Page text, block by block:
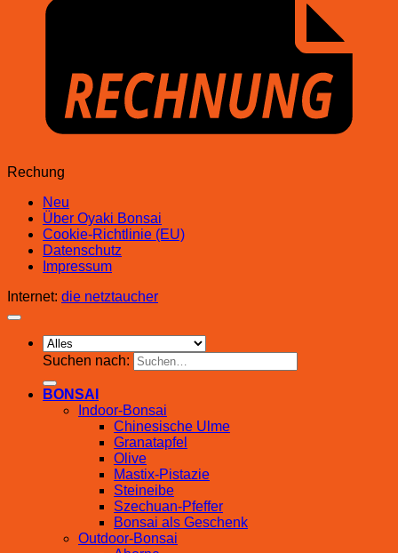
Rechung
Neu
Über Oyaki Bonsai
Cookie-Richtlinie (EU)
Datenschutz
Impressum
Internet: die netztaucher
Suchen nach:
BONSAI
Indoor-Bonsai
Chinesische Ulme
Granatapfel
Olive
Mastix-Pistazie
Steineibe
Szechuan-Pfeffer
Bonsai als Geschenk
Outdoor-Bonsai